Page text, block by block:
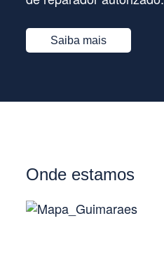
Saiba mais
Onde estamos